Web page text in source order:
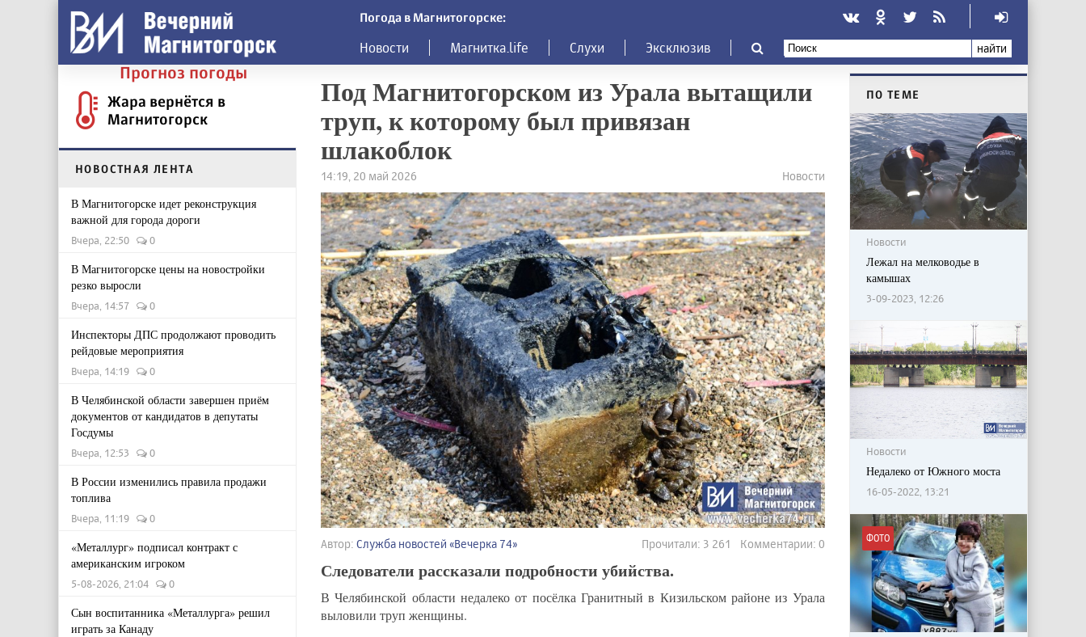
Погода в Магнитогорске:
Новости Магнитка.life Слухи Эксклюзив найти
Прогноз погоды
Жара вернётся в
Магнитогорск
НОВОСТНАЯ ЛЕНТА
В Магнитогорске идет реконструкция
важной для города дороги
Вчера, 22:50 0
В Магнитогорске цены на новостройки
резко выросли
Вчера, 14:57 0
Инспекторы ДПС продолжают проводить
рейдовые мероприятия
Вчера, 14:19 0
В Челябинской области завершен приём
документов от кандидатов в депутаты
Госдумы
Вчера, 12:53 0
В России изменились правила продажи
топлива
Вчера, 11:19 0
«Металлург» подписал контракт с
американским игроком
5-08-2026, 21:04 0
Сын воспитанника «Металлурга» решил
играть за Канаду
Под Магнитогорском из Урала вытащили
труп, к которому был привязан
шлакоблок
14:19, 20 май 2026 Новости
Автор: Служба новостей «Вечерка 74» Прочитали: 3 261 Комментарии: 0
Следователи рассказали подробности убийства.
В Челябинской области недалеко от посёлка Гранитный в Кизильском районе из Урала
выловили труп женщины.
ПО ТЕМЕ
Новости
Лежал на мелководье в
камышах
3-09-2023, 12:26
Новости
Недалеко от Южного моста
16-05-2022, 13:21
ФОТО